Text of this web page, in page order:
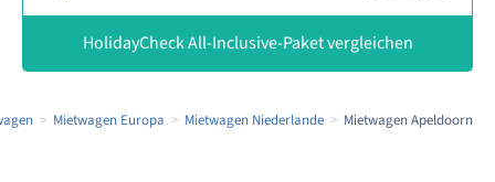
HolidayCheck All-Inclusive-Paket vergleichen
Mietwagen Europa Mietwagen Niederlande Mietwagen Apeldoorn